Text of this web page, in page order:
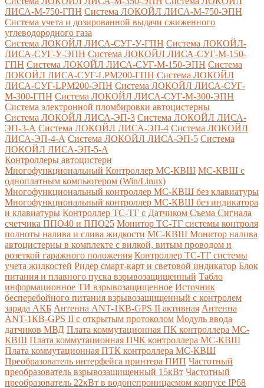
ЛИСА-М-750-ГПН Система ЛОКОЙЛ ЛИСА-М-750-ЭПН
Система учета и дозированной выдачи сжиженного
углеводородного газа
Система ЛОКОЙЛ ЛИСА-СУГ-У-ГПН Система ЛОКОЙЛ-
ЛИСА-СУГ-У-ЭПН Система ЛОКОЙЛ ЛИСА-СУГ-М-150-
ГПН Система ЛОКОЙЛ ЛИСА-СУГ-М-150-ЭПН Система
ЛОКОЙЛ ЛИСА-СУГ-LPM200-ГПН Система ЛОКОЙЛ
ЛИСА-СУГ-LPM200-ЭПН Система ЛОКОЙЛ ЛИСА-СУГ-
М-300-ГПН Система ЛОКОЙЛ ЛИСА-СУГ-М-300-ЭПН
Система электронной пломбировки автоцистерны
Система ЛОКОЙЛ ЛИСА-ЭП-3 Система ЛОКОЙЛ ЛИСА-
ЭП-3-А Система ЛОКОЙЛ ЛИСА-ЭП-4 Система ЛОКОЙЛ
ЛИСА-ЭП-4-А Система ЛОКОЙЛ ЛИСА-ЭП-5 Система
ЛОКОЙЛ ЛИСА-ЭП-5-А
Контроллеры автоцистерн
Многофункциональный Контроллер МС-КВШ МС-КВШ с
одноплатным компьютером (Win/Linux)
Многофункциональный контроллер МС-КВШ без клавиатуры
Многофункциональный контроллер МС-КВШ без индикатора
и клавиатуры Контроллер ТС-ТГ с Датчиком Съема Сигнала
счетчика ППО40 и ППО25 Монитор ТС-ТГ системы контроля
полноты налива и слива жидкости МС-КВШ Монитор налива
автоцистерны в комплекте с вилкой, витым проводом и
розеткой гаражного положения Контроллер ТС-ТГ системы
учета жидкостей Ридер смарт-карт и световой индикатор Блок
питания и плавного пуска взрывозащищенный Табло
информационное ТИ взрывозащищенное Источник
бесперебойного питания взрывозащищенный с контролем
заряда АКБ Антенна ANT-1КВ-GPS II активная Антенна
ANT-1КВ-GPS II с открытым протоколом Модуль ввода
датчиков МВД Плата коммутационная ПК контроллера МС-
КВШ Плата коммутационная ПЧК контроллера МС-КВШ
Плата коммутационная ПТК контроллера МС-КВШ
Преобразователь интерфейса принтера ПИП Частотный
преобразователь взрывозащищенный 15кВт Частотный
преобразователь 22кВт в водонепроницаемом корпусе IP68